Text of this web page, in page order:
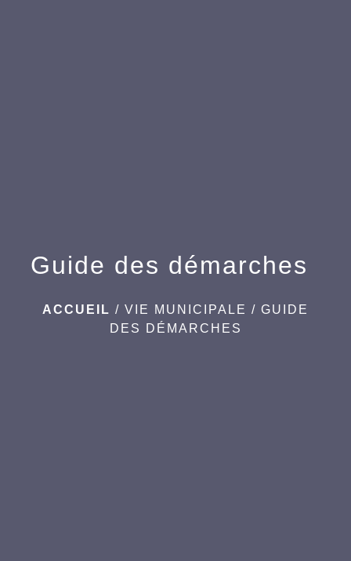
Guide des démarches
ACCUEIL / VIE MUNICIPALE / GUIDE
DES DÉMARCHES